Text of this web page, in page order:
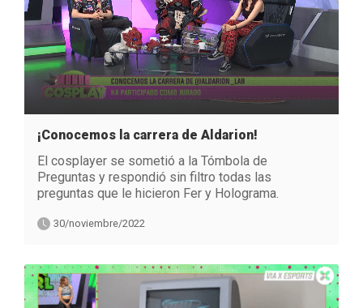
¡Conocemos la carrera de Aldarion!
El cosplayer se sometió a la Tómbola de
Preguntas y respondió sin filtro todas las
preguntas que le hicieron Fer y Holograma.
30/noviembre/2022